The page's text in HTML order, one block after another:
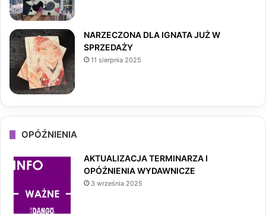
NARZECZONA DLA IGNATA JUŻ W
SPRZEDAŻY
11 sierpnia 2025
OPÓŹNIENIA
AKTUALIZACJA TERMINARZA I
OPÓŹNIENIA WYDAWNICZE
3 września 2025